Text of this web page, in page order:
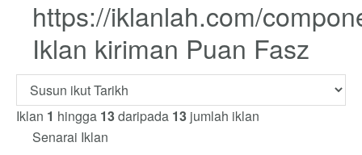
Iklan kiriman Puan Fasz
Iklan 1 hingga 13daripada 13 jumlah iklan
Senarai Iklan